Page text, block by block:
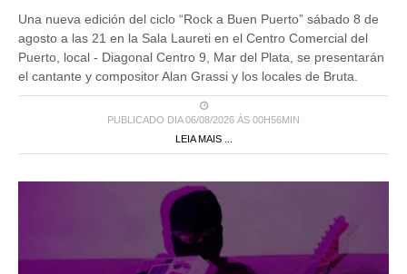
Una nueva edición del ciclo “Rock a Buen Puerto” sábado 8 de
agosto a las 21 en la Sala Laureti en el Centro Comercial del
Puerto, local - Diagonal Centro 9, Mar del Plata, se presentarán
el cantante y compositor Alan Grassi y los locales de Bruta.
PUBLICADO DIA 06/08/2026 ÀS 00H56MIN
LEIA MAIS ...